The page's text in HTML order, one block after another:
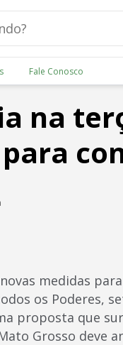
Fale Conosco
na
medidas
os Poderes,
proposta que
Grosso deve